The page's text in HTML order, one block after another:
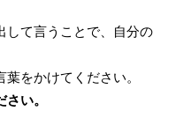
して言うことで、自分の
をかけてください。
い。